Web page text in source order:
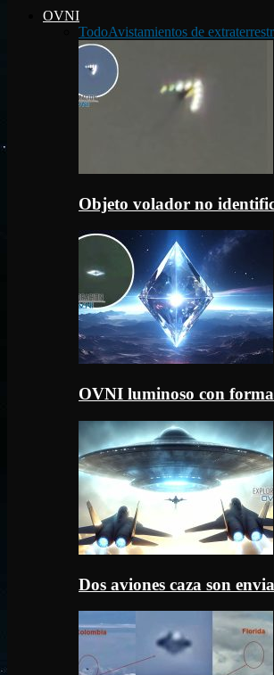
OVNI
TodoAvistamientos de
Objeto volador no
OVNI luminoso con
Dos aviones caza son